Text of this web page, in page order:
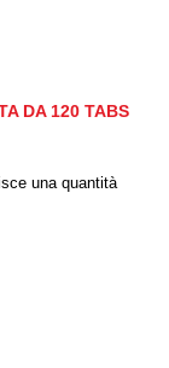
DA 120 TABS
una quantità